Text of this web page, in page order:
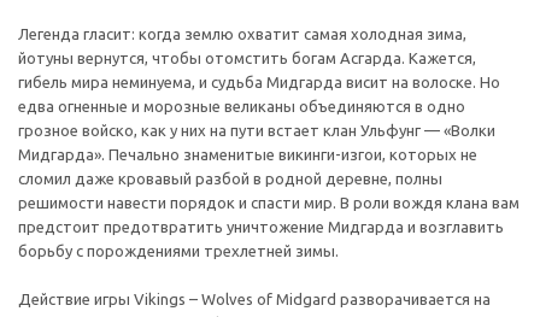
Легенда гласит: когда землю охватит самая холодная зима,
йотуны вернутся, чтобы отомстить богам Асгарда. Кажется,
гибель мира неминуема, и судьба Мидгарда висит на волоске. Но
едва огненные и морозные великаны объединяются в одно
грозное войско, как у них на пути встает клан Ульфунг — «Волки
Мидгарда». Печально знаменитые викинги-изгои, которых не
сломил даже кровавый разбой в родной деревне, полны
решимости навести порядок и спасти мир. В роли вождя клана вам
предстоит предотвратить уничтожение Мидгарда и возглавить
борьбу с порождениями трехлетней зимы.
Действие игры Vikings – Wolves of Midgard разворачивается на